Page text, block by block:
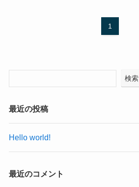
1
検索
最近の投稿
Hello world!
最近のコメント